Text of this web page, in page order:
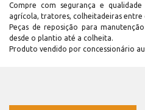
Compre com segurança e
agrícola, tratores, colheitadeiras entre
Peças de reposição para
desde o plantio até a colheita.
Produto vendido por concessionário